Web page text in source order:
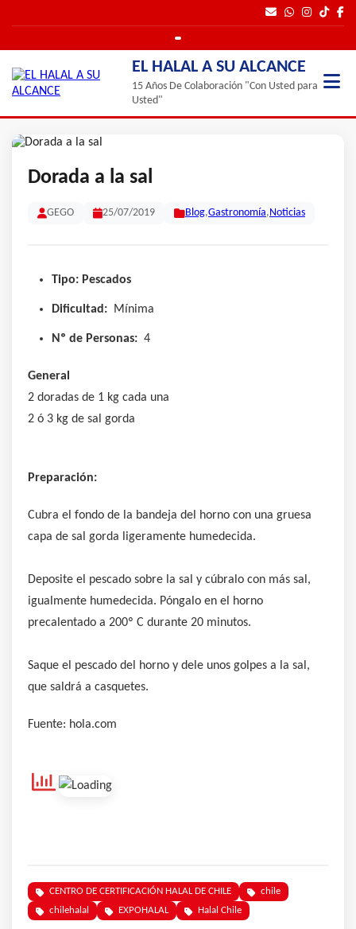
EL HALAL A SU ALCANCE
15 Años De Colaboración "Con Usted para
Usted"
Dorada a la sal
GEGO 25/07/2019 Blog,Gastronomía, Noticias
Tipo: Pescados
Dificultad: Mínima
Nº de Personas: 4
General
2 doradas de 1 kg cada una
2 ó 3 kg de sal gorda
Preparación:
Cubra el fondo de la bandeja del horno con una gruesa
capa de sal gorda ligeramente humedecida.
Deposite el pescado sobre la sal y cúbralo con más sal,
igualmente humedecida. Póngalo en el horno
precalentado a 200º C durante 20 minutos.
Saque el pescado del horno y dele unos golpes a la sal,
que saldrá a casquetes.
Fuente: hola.com
CENTRO DE CERTIFICACIÓN HALAL DE CHILE
chile
chilehalal
EXPOHALAL Halal Chile